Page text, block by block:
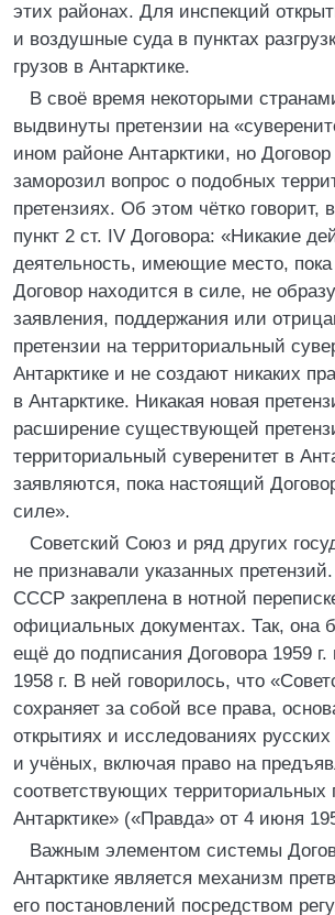
этих районах. Для инспекций
и воздушные суда в пунктах
грузов в Антарктике.
В своё время некоторыми
выдвинуты претензии на
ином районе Антарктики, но Договор
заморозил вопрос о подобных
претензиях. Об этом чётко говорит,
пункт 2 ст. IV Договора: «Никакие
деятельность, имеющие место,
Договор находится в силе, не
заявления, поддержания или
претензии на территориальный
Антарктике и не создают никаких
в Антарктике. Никакая новая
расширение существующей
территориальный суверенитет в
заявляются, пока настоящий
силе».
Советский Союз и ряд других
не признавали указанных
СССР закреплена в нотной
официальных документах. Так, она
ещё до подписания Договора 1959 г.
1958 г. В ней говорилось, что
сохраняет за собой все права,
открытиях и исследованиях
и учёных, включая право на
соответствующих территориальных
Антарктике» («Правда» от 4 июня
Важным элементом системы
Антарктике является механизм
его постановлений посредством